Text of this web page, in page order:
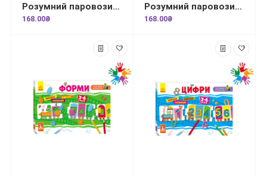
Розумний паровозик. 2+ Голосні звуки
168.00₴
Розумний паровозик. 2+ Приголосні звуки
168.00₴